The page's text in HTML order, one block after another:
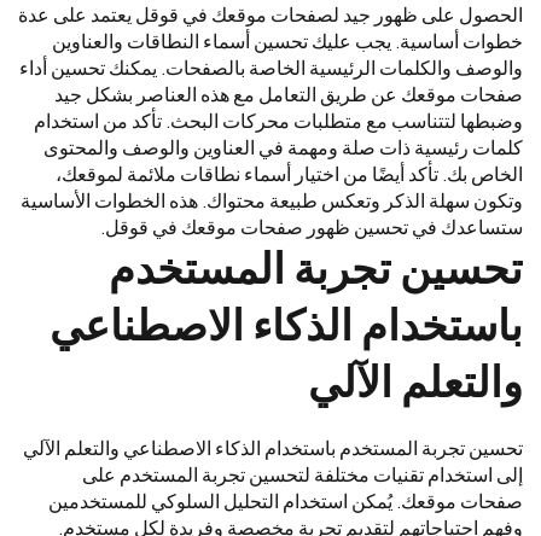
الحصول على ظهور جيد لصفحات موقعك في قوقل يعتمد على عدة
خطوات أساسية. يجب عليك تحسين أسماء النطاقات والعناوين
والوصف والكلمات الرئيسية الخاصة بالصفحات. يمكنك تحسين أداء
صفحات موقعك عن طريق التعامل مع هذه العناصر بشكل جيد
وضبطها لتتناسب مع متطلبات محركات البحث. تأكد من استخدام
كلمات رئيسية ذات صلة ومهمة في العناوين والوصف والمحتوى
الخاص بك. تأكد أيضًا من اختيار أسماء نطاقات ملائمة لموقعك،
وتكون سهلة الذكر وتعكس طبيعة محتواك. هذه الخطوات الأساسية
ستساعدك في تحسين ظهور صفحات موقعك في قوقل.
تحسين تجربة المستخدم
باستخدام الذكاء الاصطناعي
والتعلم الآلي
تحسين تجربة المستخدم باستخدام الذكاء الاصطناعي والتعلم الآلي
إلى استخدام تقنيات مختلفة لتحسين تجربة المستخدم على
صفحات موقعك. يُمكن استخدام التحليل السلوكي للمستخدمين
وفهم احتياجاتهم لتقديم تجربة مخصصة وفريدة لكل مستخدم.